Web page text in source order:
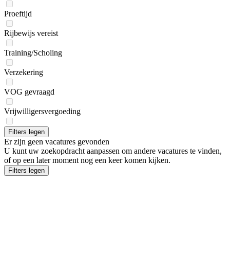
Proeftijd
Rijbewijs vereist
Training/Scholing
Verzekering
VOG gevraagd
Vrijwilligersvergoeding
Filters legen
Gevonde
vacatures
Er zijn geen vacatures gevonden
U kunt uw zoekopdracht aanpassen om andere vacatures te vinden,
of op een later moment nog een keer komen kijken.
Filters legen